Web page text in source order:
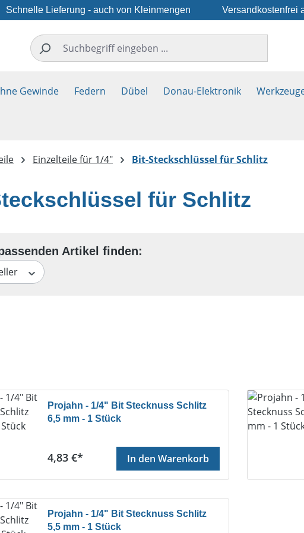
Schnelle Lieferung - auch von Kleinmengen Versandkostenfrei
Gewinde Federn Dübel Donau-Elektronik
Einzelteile für 1/4" Bit-Steckschlüssel für Schlitz
für Schlitz
Projahn - 1/4" Bit Stecknuss Schlitz
6,5 mm - 1 Stück
Regulärer Preis:
4,83 €* In den Warenkorb
Projahn - 1/4" Bit Stecknuss Schlitz
5,5 mm - 1 Stück